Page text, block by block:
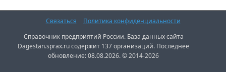
Связаться
Политика конфиденциальности
Справочник предприятий России. База данных сайта
Dagestan.sprax.ru содержит 137 организаций. Последнее
обновление: 08.08.2026. © 2014-2026